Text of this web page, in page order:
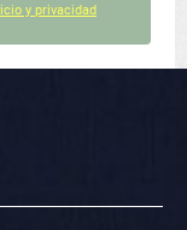
y privacidad